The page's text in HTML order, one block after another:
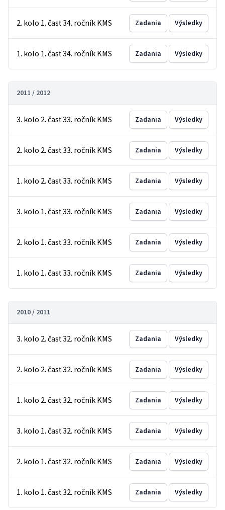
2. kolo 1. časť 34. ročník KMS Zadania Výsledky
1. kolo 1. časť 34. ročník KMS Zadania Výsledky
2011 / 2012
3. kolo 2. časť 33. ročník KMS Zadania Výsledky
2. kolo 2. časť 33. ročník KMS Zadania Výsledky
1. kolo 2. časť 33. ročník KMS Zadania Výsledky
3. kolo 1. časť 33. ročník KMS Zadania Výsledky
2. kolo 1. časť 33. ročník KMS Zadania Výsledky
1. kolo 1. časť 33. ročník KMS Zadania Výsledky
2010 / 2011
3. kolo 2. časť 32. ročník KMS Zadania Výsledky
2. kolo 2. časť 32. ročník KMS Zadania Výsledky
1. kolo 2. časť 32. ročník KMS Zadania Výsledky
3. kolo 1. časť 32. ročník KMS Zadania Výsledky
2. kolo 1. časť 32. ročník KMS Zadania Výsledky
1. kolo 1. časť 32. ročník KMS Zadania Výsledky